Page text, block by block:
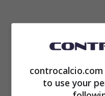
to use your